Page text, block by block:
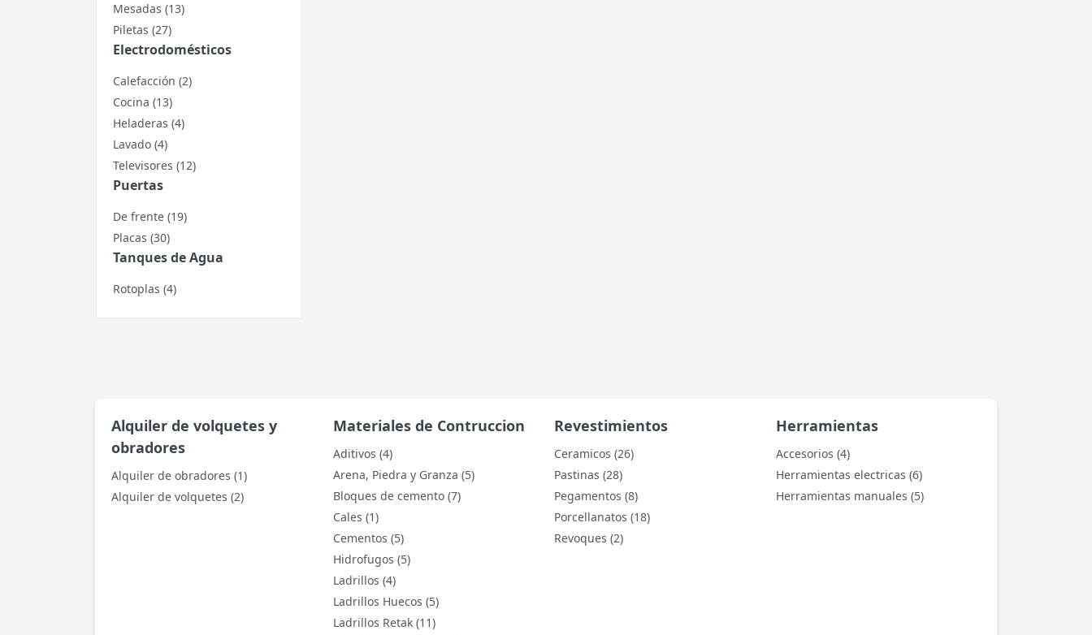
Mesadas (13)
Piletas (27)
Electrodomésticos
Calefacción (2)
Cocina (13)
Heladeras (4)
Lavado (4)
Televisores (12)
Puertas
De frente (19)
Placas (30)
Tanques de Agua
Rotoplas (4)
Alquiler de volquetes y
obradores
Alquiler de obradores (1)
Alquiler de volquetes (2)
Materiales de Contruccion
Aditivos (4)
Arena, Piedra y Granza (5)
Bloques de cemento (7)
Cales (1)
Cementos (5)
Hidrofugos (5)
Ladrillos (4)
Ladrillos Huecos (5)
Ladrillos Retak (11)
Revestimientos
Ceramicos (26)
Pastinas (28)
Pegamentos (8)
Porcellanatos (18)
Revoques (2)
Herramientas
Accesorios (4)
Herramientas electricas (6)
Herramientas manuales (5)